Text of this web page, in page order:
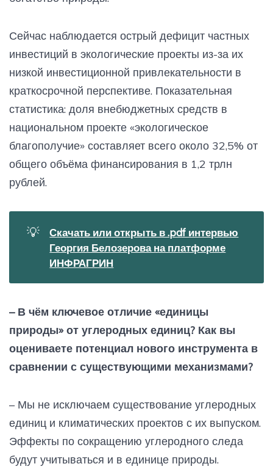
Сейчас наблюдается острый дефицит частных
инвестиций в экологические проекты из-за их
низкой инвестиционной привлекательности в
краткосрочной перспективе. Показательная
статистика: доля внебюджетных средств в
национальном проекте «экологическое
благополучие» составляет всего около 32,5% от
общего объёма финансирования в 1,2 трлн
рублей.
💡
Скачать или открыть в .pdf интервью
Георгия Белозерова на платформе
ИНФРАГРИН
– В чём ключевое отличие «единицы
природы» от углеродных единиц? Как вы
оцениваете потенциал нового инструмента в
сравнении с существующими механизмами?
– Мы не исключаем существование углеродных
единиц и климатических проектов с их выпуском.
Эффекты по сокращению углеродного следа
будут учитываться и в единице природы.